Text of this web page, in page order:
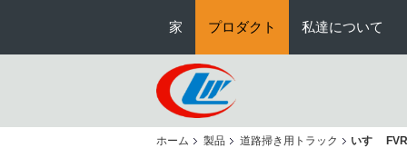
家 プロダクト 私達について
ホーム 製品 道路掃き用トラック いすゞ